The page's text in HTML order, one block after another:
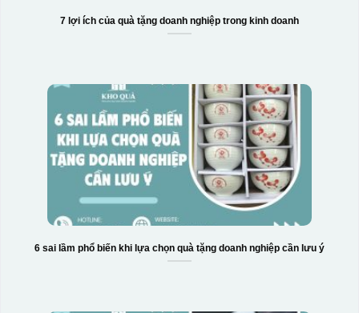
7 lợi ích của quà tặng doanh nghiệp trong kinh doanh
6 sai lầm phổ biến khi lựa chọn quà tặng doanh nghiệp cần lưu ý